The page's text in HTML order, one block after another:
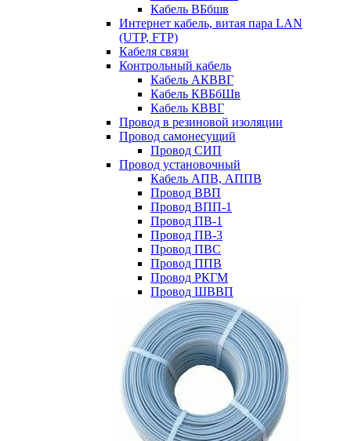
Кабель ВБбшв
Интернет кабель, витая пара LAN
(UTP, FTP)
Кабеля связи
Контрольный кабель
Кабель АКВВГ
Кабель КВБбШв
Кабель КВВГ
Провод в резиновой изоляции
Провод самонесущий
Провод СИП
Провод установочный
Кабель АПВ, АППВ
Провод ВВП
Провод ВПП-1
Провод ПВ-1
Провод ПВ-3
Провод ПВС
Провод ППВ
Провод РКГМ
Провод ШВВП